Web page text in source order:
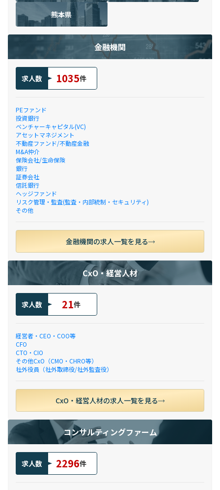
熊本県
金融機関
求人数 1035件
PEファンド
投資銀行
ベンチャーキャピタル(VC)
アセットマネジメント
不動産ファンド/不動産金融
M&A仲介
保険会社/生命保険
銀行
証券会社
信託銀行
ヘッジファンド
リスク管理・監査(監査・内部統制・セキュリティ)
その他
金融機関の求人一覧を見る
CxO・経営人材
求人数 21件
経営者・CEO・COO等
CFO
CTO・CIO
その他CxO（CMO・CHRO等）
社外役員（社外取締役/社外監査役）
CxO・経営人材の求人一覧を見る
コンサルティングファーム
求人数 2296件